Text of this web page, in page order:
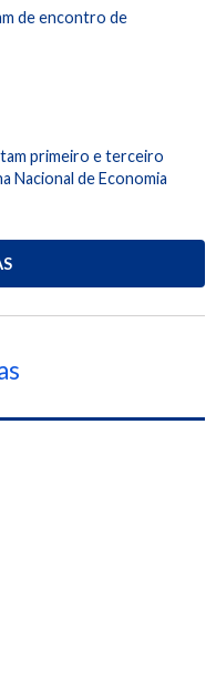
de encontro de
primeiro e terceiro
Nacional de Economia